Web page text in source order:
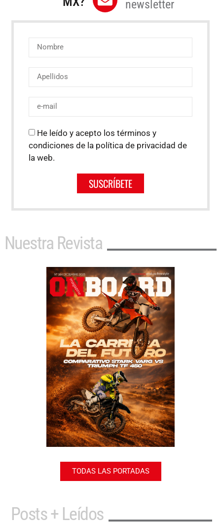
newsletter
He leído y acepto los términos y
condiciones de la política de privacidad de
la web.
SUSCRÍBETE
Nuestra Revista
TODAS LAS PORTADAS
Posts + Leídos